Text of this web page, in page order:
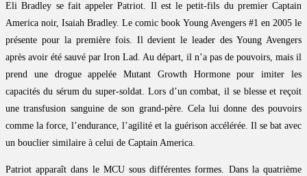
Eli Bradley se fait appeler Patriot. Il est le petit-fils du premier Captain
America noir, Isaiah Bradley. Le comic book Young Avengers #1 en 2005 le
présente pour la première fois. Il devient le leader des Young Avengers
après avoir été sauvé par Iron Lad. Au départ, il n’a pas de pouvoirs, mais il
prend une drogue appelée Mutant Growth Hormone pour imiter les
capacités du sérum du super-soldat. Lors d’un combat, il se blesse et reçoit
une transfusion sanguine de son grand-père. Cela lui donne des pouvoirs
comme la force, l’endurance, l’agilité et la guérison accélérée. Il se bat avec
un bouclier similaire à celui de Captain America.
Patriot apparaît dans le MCU sous différentes formes. Dans la quatrième